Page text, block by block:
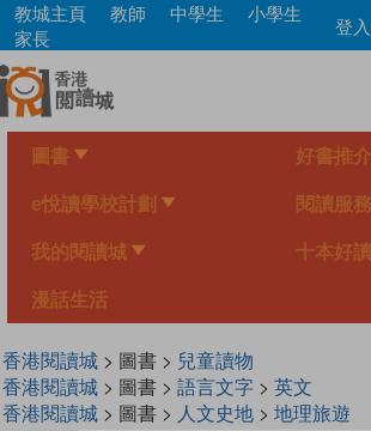
Skip
main
content
教城主頁 教師 中學生
小學生
家長
登
圖書 好書推介
e悅讀學校計劃 閱讀服務
我的閱讀城 十本好讀
漫話生活
香港閱讀城> 圖書 > 兒童讀物
香港閱讀城> 圖書 > 語言文字> 英文
香港閱讀城> 圖書 > 人文史地> 地理旅遊